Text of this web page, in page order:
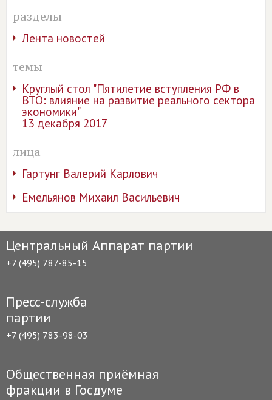
разделы
Лента новостей
темы
Круглый стол "Пятилетие вступления РФ в
ВТО: влияние на развитие реального сектора
экономики"
13 декабря 2017
лица
Гартунг Валерий Карлович
Емельянов Михаил Васильевич
Центральный Аппарат партии
+7 (495) 787-85-15
Пресс-служба
партии
+7 (495) 783-98-03
Общественная приёмная
фракции в Госдуме